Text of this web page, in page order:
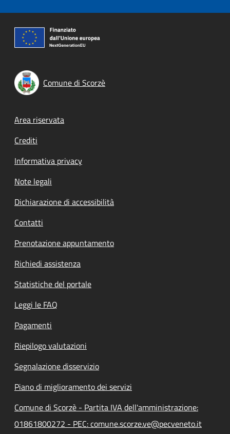
Comune di Scorzè
Footer menu
Area riservata
Crediti
Informativa privacy
Note legali
Dichiarazione di accessibilità
Contatti
Prenotazione appuntamento
Richiedi assistenza
Statistiche del portale
Leggi le FAQ
Pagamenti
Riepilogo valutazioni
Segnalazione disservizio
Piano di miglioramento dei servizi
Comune di Scorzè - Partita IVA dell'amministrazione:
01861800272 - PEC: comune.scorze.ve@pecveneto.it